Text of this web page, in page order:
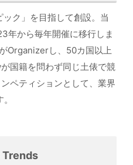
ク」を目指して創設。当
年から毎年開催に移行しま
Organizerし、50カ国以上
国籍を問わず同じ土俵で競
ペティションとして、業界
Trends